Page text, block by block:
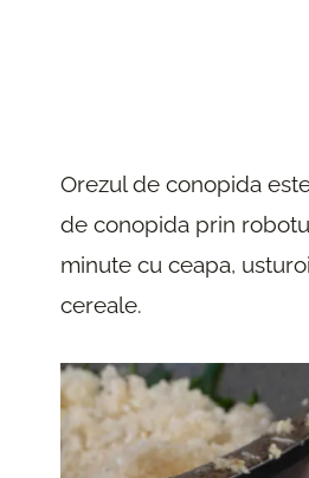
Orezul de conopida
de conopida prin
minute cu ceapa,
cereale.